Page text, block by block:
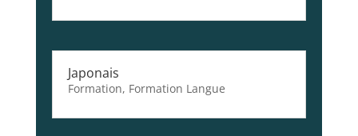
Japonais
Formation, Formation Langue